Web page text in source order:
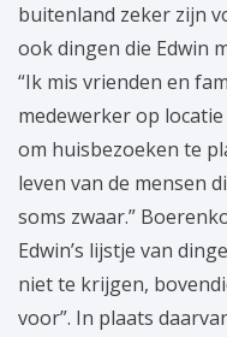
buitenland zeker zijn
ook dingen die Edwin
“Ik mis vrienden en
medewerker op
om huisbezoeken te
leven van de mensen
soms zwaar.”
Edwin’s lijstje van
niet te krijgen,
voor”. In plaats